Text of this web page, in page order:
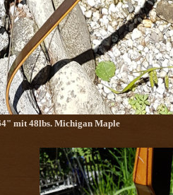
mit 48lbs. Michigan Maple